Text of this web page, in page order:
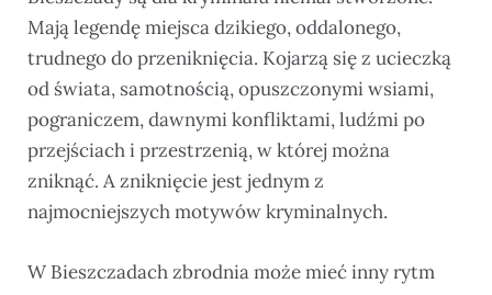
Mają legendę miejsca dzikiego, oddalonego,
trudnego do przeniknięcia. Kojarzą się z ucieczką
od świata, samotnością, opuszczonymi wsiami,
pograniczem, dawnymi konfliktami, ludźmi po
przejściach i przestrzenią, w której można
zniknąć. A zniknięcie jest jednym z
najmocniejszych motywów kryminalnych.
W Bieszczadach zbrodnia może mieć inny rytm